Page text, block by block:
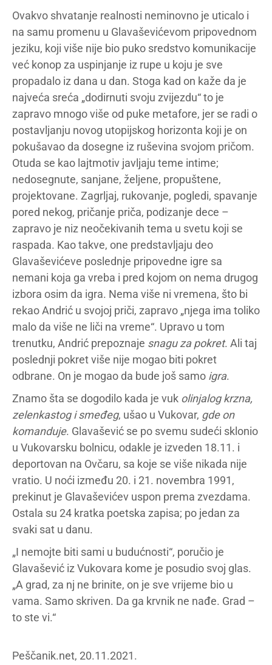
Ovakvo shvatanje realnosti neminovno je uticalo i
na samu promenu u Glavaševićevom pripovednom
jeziku, koji više nije bio puko sredstvo komunikacije
već konop za uspinjanje iz rupe u koju je sve
propadalo iz dana u dan. Stoga kad on kaže da je
najveća sreća „dodirnuti svoju zvijezdu“ to je
zapravo mnogo više od puke metafore, jer se radi o
postavljanju novog utopijskog horizonta koji je on
pokušavao da dosegne iz ruševina svojom pričom.
Otuda se kao lajtmotiv javljaju teme intime;
nedosegnute, sanjane, željene, propuštene,
projektovane. Zagrljaj, rukovanje, pogledi, spavanje
pored nekog, pričanje priča, podizanje dece –
zapravo je niz neočekivanih tema u svetu koji se
raspada. Kao takve, one predstavljaju deo
Glavaševićeve poslednje pripovedne igre sa
nemani koja ga vreba i pred kojom on nema drugog
izbora osim da igra. Nema više ni vremena, što bi
rekao Andrić u svojoj priči, zapravo „njega ima toliko
malo da više ne liči na vreme“. Upravo u tom
trenutku, Andrić prepoznaje snagu za pokret. Ali taj
poslednji pokret više nije mogao biti pokret
odbrane. On je mogao da bude još samo igra.
Znamo šta se dogodilo kada je vuk olinjalog krzna,
zelenkastog i smeđeg, ušao u Vukovar, gde on
komanduje. Glavašević se po svemu sudeći sklonio
u Vukovarsku bolnicu, odakle je izveden 18.11. i
deportovan na Ovčaru, sa koje se više nikada nije
vratio. U noći između 20. i 21. novembra 1991,
prekinut je Glavaševićev uspon prema zvezdama.
Ostala su 24 kratka poetska zapisa; po jedan za
svaki sat u danu.
„I nemojte biti sami u budućnosti“, poručio je
Glavašević iz Vukovara kome je posudio svoj glas.
„A grad, za nj ne brinite, on je sve vrijeme bio u
vama. Samo skriven. Da ga krvnik ne nađe. Grad –
to ste vi.“
Peščanik.net, 20.11.2021.